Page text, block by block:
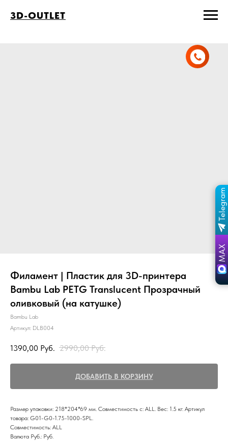
3D-OUTLET
Филамент | Пластик для 3D-принтера
Bambu Lab PETG Translucent Прозрачный
оливковый (на катушке)
Bambu Lab
Артикул: DLB004
1390,00 Руб. 2990,00 Руб.
ДОБАВИТЬ В КОРЗИНУ
Размер упаковки: 218*204*69 мм. Совместимость с: ALL. Вес: 1.5 кг. Артикул
товара: G01-G0-1.75-1000-SPL.
Совместимость: ALL
Валюта Руб.: Руб.